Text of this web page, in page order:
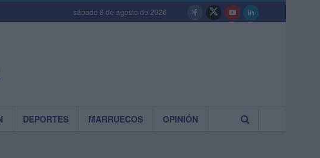
sábado 8 de agosto de 2026
DEPORTES MARRUECOS OPINIÓN